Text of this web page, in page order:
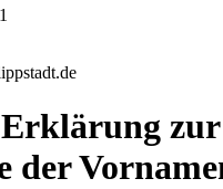
zur
der